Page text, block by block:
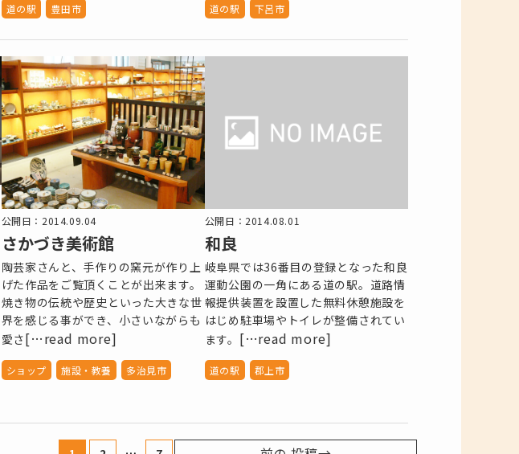
道の駅 豊田市 道の駅 下呂市
公開日：2014.09.04
さかづき美術館
陶芸家さんと、手作りの窯元が作り上
げた作品をご覧頂くことが出来ます。
焼き物の伝統や歴史といった大きな世
界を感じる事ができ、小さいながらも
愛さ[…read more]
ショップ 施設・教養 多治見市
公開日：2014.08.01
和良
岐阜県では36番目の登録となった和良
運動公園の一角にある道の駅。道路情
報提供装置を設置した無料休憩施設を
はじめ駐車場やトイレが整備されてい
ます。 […read more]
道の駅 郡上市